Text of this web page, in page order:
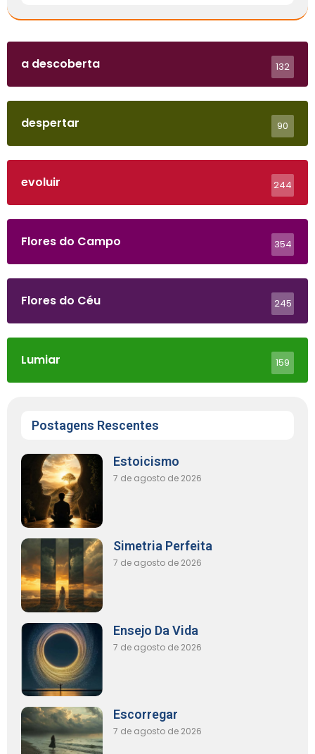
a descoberta 132
despertar 90
evoluir 244
Flores do Campo 354
Flores do Céu 245
Lumiar 159
Postagens Rescentes
Estoicismo
7 de agosto de 2026
Simetria Perfeita
7 de agosto de 2026
Ensejo Da Vida
7 de agosto de 2026
Escorregar
7 de agosto de 2026